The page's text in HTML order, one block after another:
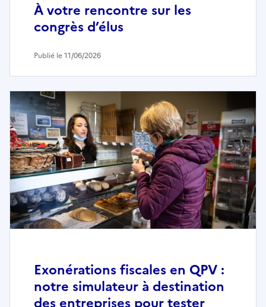
À votre rencontre sur les
congrès d’élus
Publié le 11/06/2026
Exonérations fiscales en QPV :
notre simulateur à destination
des entreprises pour tester